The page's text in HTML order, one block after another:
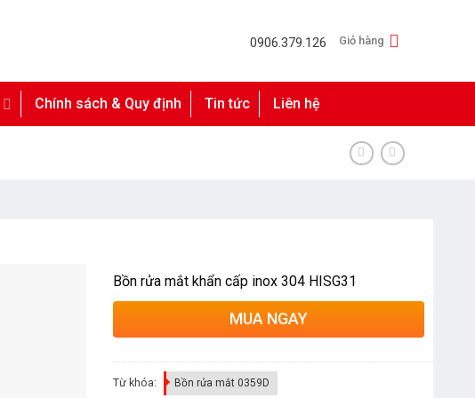
0906.379.126 Giỏ hàng
Chính sách & Quy định Tin tức Liên hệ
Bồn rửa mắt khẩn cấp inox 304 HISG31
MUA NGAY
Từ khóa: Bồn rửa mắt 0359D